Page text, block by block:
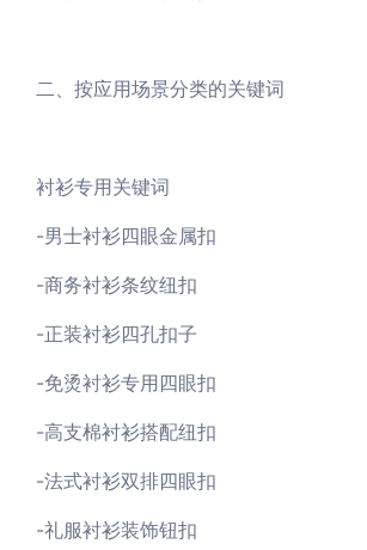
二、按应用场景分类的关键词
衬衫专用关键词
-男士衬衫四眼金属扣
-商务衬衫条纹纽扣
-正装衬衫四孔扣子
-免烫衬衫专用四眼扣
-高支棉衬衫搭配纽扣
-法式衬衫双排四眼扣
-礼服衬衫装饰钮扣